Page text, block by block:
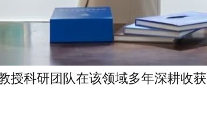
授科研团队在该领域多年深耕收